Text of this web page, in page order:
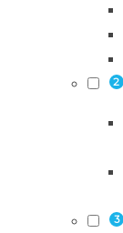
2
3